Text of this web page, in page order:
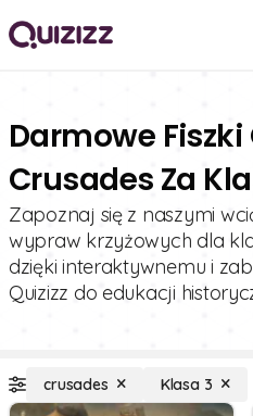
Darmowe Fiszki
Crusades Za
Zapoznaj się z naszymi
wypraw krzyżowych dla
dzięki interaktywnemu i
Quizizz do edukacji
crusades Klasa 3